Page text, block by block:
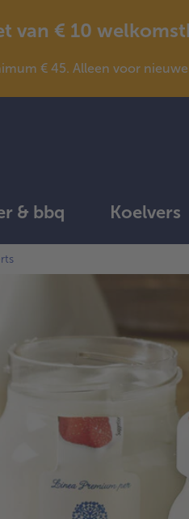
van € 10
€ 45. Alleen voor
& bbq Koelvers